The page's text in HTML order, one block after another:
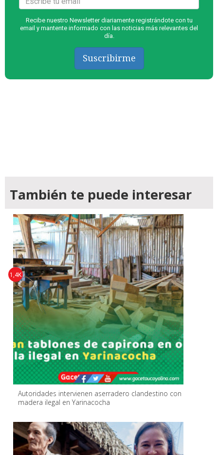
Recibe nuestro Newsletter diariamente registrándote con tu
email y mantente informado con las noticias más relevantes del
día.
Suscribirme
También te puede interesar
Autoridades intervienen aserradero clandestino con
madera ilegal en Yarinacocha
1,4K